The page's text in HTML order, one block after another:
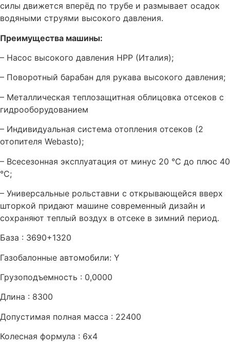
силы движется вперёд по трубе и размывает осадок
водяными струями высокого давления.
Преимущества машины:
– Насос высокого давления HPP (Италия);
– Поворотный барабан для рукава высокого давления;
– Металлическая теплозащитная облицовка отсеков с
гидрооборудованием
– Индивидуальная система отопления отсеков (2
отопителя Webasto);
– Всесезонная эксплуатация от минус 20 °С до плюс 40
°С;
– Универсальные рольставни с открывающейся вверх
шторкой придают машине современный дизайн и
сохраняют теплый воздух в отсеке в зимний период.
База : 3690+1320
Газобалонные автомобили: Y
Грузоподъемность : 0,0000
Длина : 8300
Допустимая полная масса : 22400
Колесная формула : 6х4